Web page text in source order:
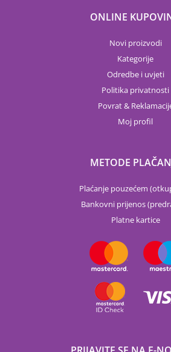
ONLINE
Novi proizvodi
Kategorije
Odredbe i uvjeti
Politika privatnosti
Povrat &
Moj profil
METODE
Plaćanje pouzećem
Bankovni prijenos
Platne kartice